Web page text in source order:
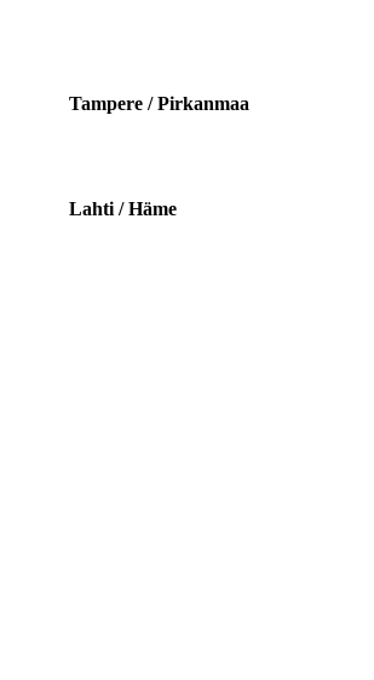
Tampere / Pirkanmaa
Lahti / Häme